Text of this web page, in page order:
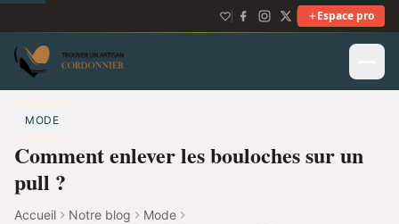
Espace pro
MODE
Comment enlever les bouloches sur un
pull ?
Accueil Notre blog
Mode